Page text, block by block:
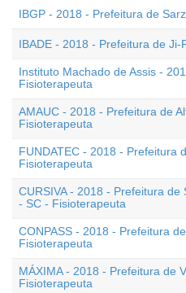
IBGP - 2018 - Prefeitura de
IBADE - 2018 - Prefeitura de
Instituto Machado de Assis -
Fisioterapeuta
AMAUC - 2018 - Prefeitura de
Fisioterapeuta
FUNDATEC - 2018 - Prefeitura
Fisioterapeuta
CURSIVA - 2018 - Prefeitura
- SC - Fisioterapeuta
CONPASS - 2018 - Prefeitura
Fisioterapeuta
MÁXIMA - 2018 - Prefeitura de
Fisioterapeuta